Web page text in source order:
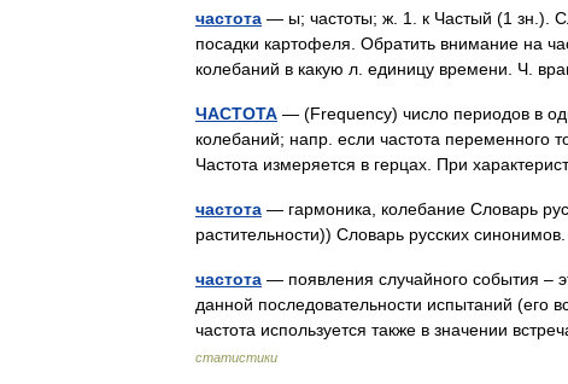
частота — ы; частоты; ж. 1. к Частый (1 зн.).
посадки картофеля. Обратить внимание на
колебаний в какую л. единицу времени. Ч.
ЧАСТОТА — (Frequency) число периодов в
колебаний; напр. если частота переменного
Частота измеряется в герцах. При
частота — гармоника, колебание Словарь
растительности)) Словарь русских
частота — появления случайного события –
данной последовательности испытаний (его
частота используется также в значении
статистики